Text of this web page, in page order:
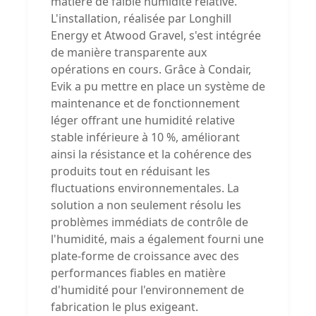
L'installation, réalisée par Longhill
Energy et Atwood Gravel, s'est intégrée
de manière transparente aux
opérations en cours. Grâce à Condair,
Evik a pu mettre en place un système de
maintenance et de fonctionnement
léger offrant une humidité relative
stable inférieure à 10 %, améliorant
ainsi la résistance et la cohérence des
produits tout en réduisant les
fluctuations environnementales. La
solution a non seulement résolu les
problèmes immédiats de contrôle de
l'humidité, mais a également fourni une
plate-forme de croissance avec des
performances fiables en matière
d'humidité pour l'environnement de
fabrication le plus exigeant.